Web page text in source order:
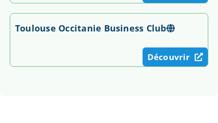
Toulouse Occitanie Business Club
Découvrir